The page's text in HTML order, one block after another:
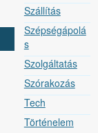
Szállítás
Szépségápolá
s
Szolgáltatás
Szórakozás
Tech
Történelem